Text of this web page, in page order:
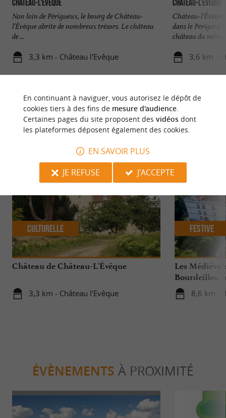
Château-l'Evêque
Non loin de Périgueux, le bourg de Château-
l’Évêque abrite de nombreux trésors. Le château
de ...
3,3 km - Château l'Evêque
Château-l’Évêque
Château-
dans le Périgord
château du même
3,6 km -
NOUS AVONS TESTÉPOUR VOUS
Château de Château-L'Évêque
3,3 km - Château l'Evêque
Culturelle
Les
Bourdeilles,
8,6 km -
Festive
ÉVÈNEMENTS À PROXIMITÉ
En continuant à naviguer, vous autorisez le dépôt de
cookies tiers à des fins de mesure d'audience.
Certaines pages du site proposent des vidéosdont
les plateformes déposent également des cookies.
EN SAVOIR PLUS
JE REFUSE
J'ACCEPTE